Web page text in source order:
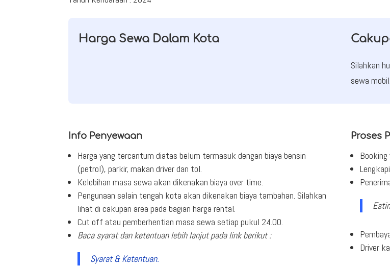
Harga Sewa Dalam Kota
Silahkan
sewa mobil.
Info Penyewaan
Harga yang tercantum diatas belum termasuk dengan biaya bensin
(petrol), parkir, makan driver dan tol.
Kelebihan masa sewa akan dikenakan biaya over time.
Pengunaan selain tengah kota akan dikenakan biaya tambahan. Silahkan
lihat di cakupan area pada bagian harga rental.
Cut off atau pemberhentian masa sewa setiap pukul 24.00.
Baca syarat dan ketentuan lebih lanjut pada link berikut :
Syarat & Ketentuan.
Proses
Driver